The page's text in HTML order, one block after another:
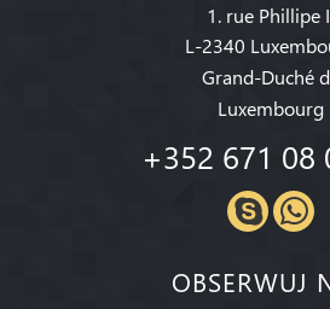
1. rue Phillipe
L-2340
Grand-Duché
Luxembourg
+352 671 08
OBSERWUJ